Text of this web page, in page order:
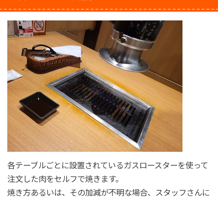
各テーブルごとに設置されているガスロースターを使って
注文した肉をセルフで焼きます。
焼き方あるいは、その加減が不明な場合、スタッフさんに